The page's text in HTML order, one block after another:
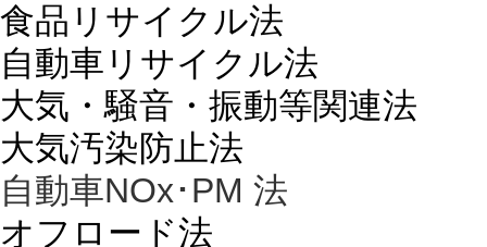
食品リサイクル法
自動車リサイクル法
大気・騒音・振動等関連法
大気汚染防止法
自動車NOx･PM 法
オフロード法